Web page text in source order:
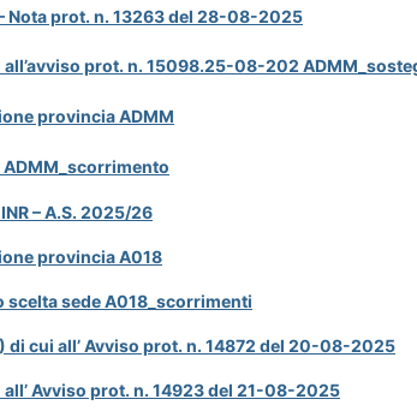
Nota prot. n. 13263 del 28-08-2025
prot. n. 15098.25-08-202
provincia ADMM
– A.S. 2025/26
provincia A018
sede A018_scorrimenti
di cui all’ Avviso prot. n. 14872 del 20-08-2025
Avviso prot. n. 14923 del 21-08-2025